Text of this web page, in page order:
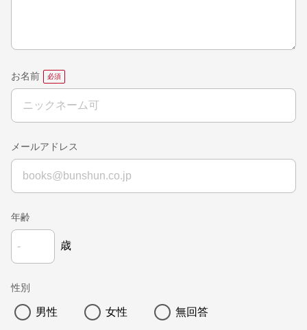
お名前
メールアドレス
年齢
歳
性別
男性 女性 無回答